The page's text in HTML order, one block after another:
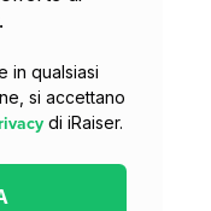
in qualsiasi
si accettano
di iRaiser.